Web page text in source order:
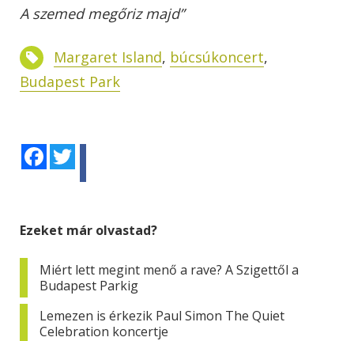
A szemed megőriz majd”
Margaret Island, búcsúkoncert,
Budapest Park
Facebook
Ezeket már olvastad?
Miért lett megint menő a rave? A Szigettől a
Budapest Parkig
Lemezen is érkezik Paul Simon The Quiet
Celebration koncertje